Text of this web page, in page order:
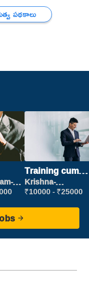
పథకాలు
Training cum
Placement
Krishna-
vijayawada
₹10000 - ₹25000